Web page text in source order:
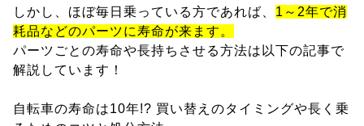
しかし、ほぼ毎日乗っている方であれば、 1～2年で消
耗品などのパーツに寿命が来ます。
パーツごとの寿命や長持ちさせる方法は以下の記事で
解説しています！
自転車の寿命は10年!? 買い替えのタイミングや長く乗